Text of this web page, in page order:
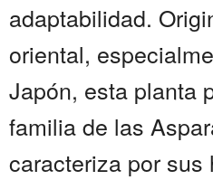
adaptabilidad.
oriental,
Japón, esta planta
familia de las
caracteriza por sus